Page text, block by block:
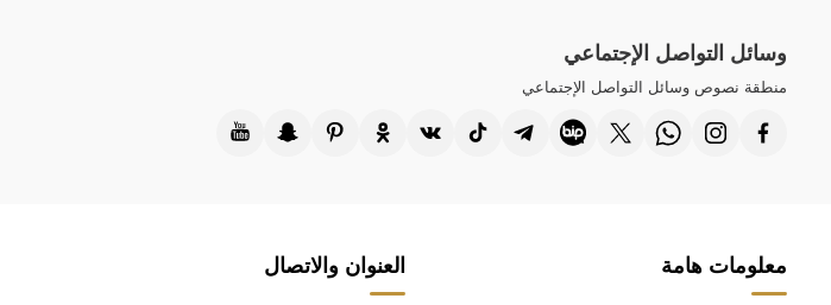
وسائل التواصل الإجتماعي
منطقة نصوص وسائل التواصل الإجتماعي
معلومات هامة العنوان والاتصال